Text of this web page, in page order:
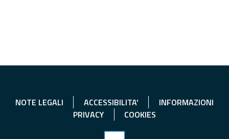
NOTE LEGALI ACCESSIBILITA'
INFORMAZIONI
PRIVACY
COOKIES